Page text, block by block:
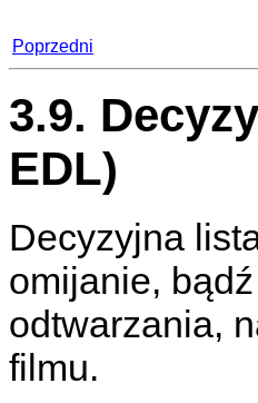
Poprzedni
3.9.
EDL)
Decyzyjna
omijanie,
odtwarzania,
filmu.